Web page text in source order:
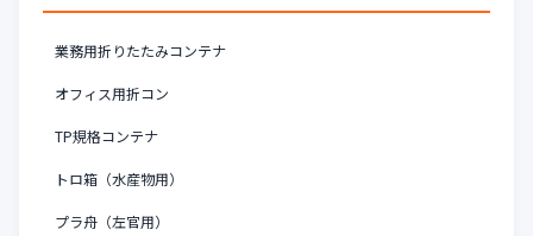
業務用折りたたみコンテナ
オフィス用折コン
TP規格コンテナ
トロ箱（水産物用）
プラ舟（左官用）